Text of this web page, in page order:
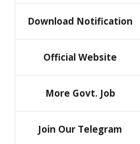
Download Notification
Official Website
More Govt. Job
Join Our Telegram